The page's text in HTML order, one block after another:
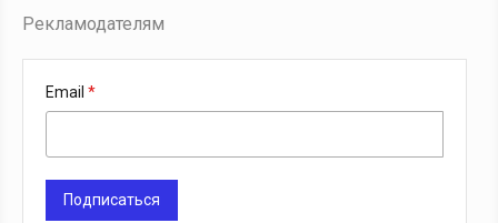
Рекламодателям
Email
Подписаться